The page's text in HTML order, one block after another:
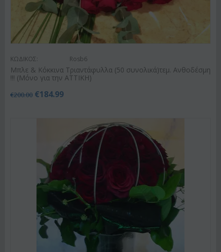
ΚΩΔΙΚΟΣ: Rosb6
Μπλε & Κόκκινα Τριαντάφυλλα (50 συνολικά)τεμ. Ανθοδέσμη
!!! (Μόνο για την ΑΤΤΙΚΗ)
€200.00 €184.99